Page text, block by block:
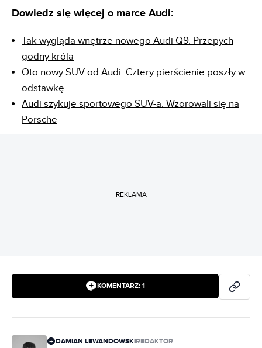
Dowiedz się więcej o marce Audi:
Tak wygląda wnętrze nowego Audi Q9. Przepych
godny króla
Oto nowy SUV od Audi. Cztery pierścienie poszły w
odstawkę
Audi szykuje sportowego SUV-a. Wzorowali się na
Porsche
REKLAMA
KOMENTARZ: 1
DAMIAN LEWANDOWSKIREDAKTOR